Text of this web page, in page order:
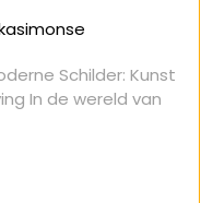
Schilder: Kunst
In de wereld van